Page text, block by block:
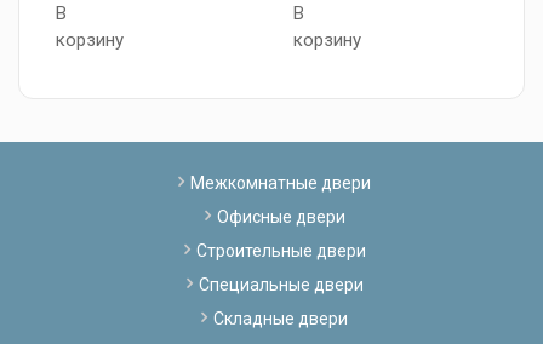
В
корзину
В
корзину
Межкомнатные двери
Офисные двери
Строительные двери
Специальные двери
Складные двери